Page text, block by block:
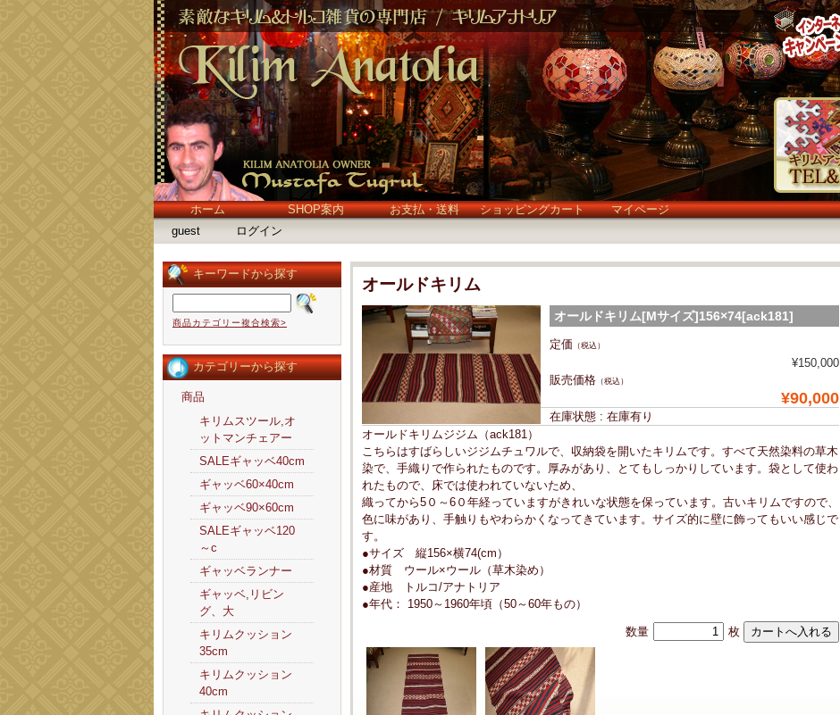
ホーム SHOP案内 お支払・送料 ショッピングカート
マイページ
guest
ログイン
キーワードから探す
商品カテゴリー複合検索>
カテゴリーから探す
商品
キリムスツール,オ
ットマンチェアー
SALEギャッベ40cm
ギャッベ60×40cm
ギャッベ90×60cm
SALEギャッベ120
～c
ギャッベランナー
ギャッベ,リビン
グ、大
キリムクッション
35cm
キリムクッション
40cm
オールドキリム
オールドキリム[Mサイズ]156×74[ack181]
定価 （税込）
¥150,000
販売価格 （税込）
¥90,000
在庫状態 : 在庫有り
オールドキリムジジム（ack181）
こちらはすばらしいジジムチュワルで、収納袋を開いたキリムです。すべて天然染料の草木
染で、手織りで作られたものです。厚みがあり、とてもしっかりしています。袋として使わ
れたもので、床では使われていないため、
織ってから5０～6０年経っていますがきれいな状態を保っています。古いキリムですので、
色に味があり、手触りもやわらかくなってきています。サイズ的に壁に飾ってもいい感じで
す。
●サイズ 縦156×横74(cm）
●材質 ウール×ウール（草木染め）
●産地 トルコ/アナトリア
●年代： 1950～1960年頃（50～60年もの）
数量 枚